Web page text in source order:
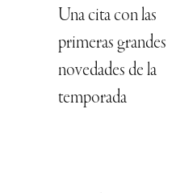
Una cita con las
primeras grandes
novedades de la
temporada